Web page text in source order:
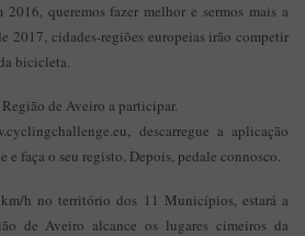
2016, queremos fazer melhor e sermos mais a
2017, cidades-regiões europeias irão competir
bicicleta.
de Aveiro a participar.
descarregue a aplicação
e faça o seu registo. Depois, pedale connosco.
h no território dos 11 Municípios, estará a
de Aveiro alcance os lugares cimeiros da